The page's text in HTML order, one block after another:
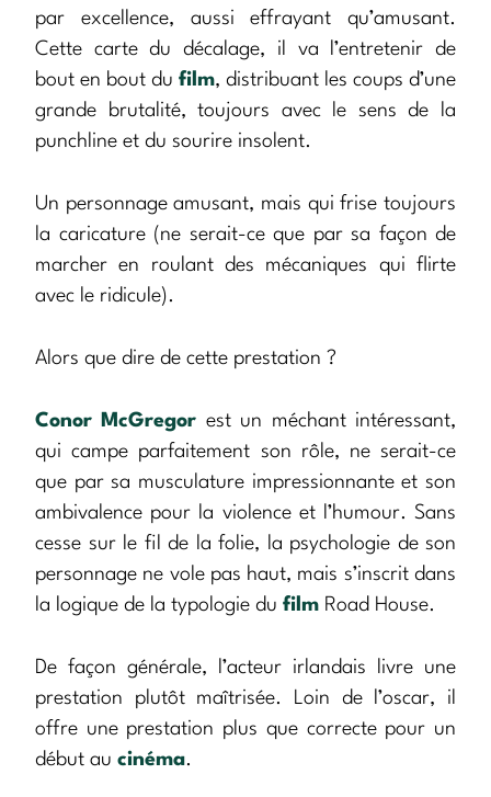
par excellence, aussi effrayant qu’amusant.
Cette carte du décalage, il va l’entretenir de
bout en bout du film, distribuant les coups d’une
grande brutalité, toujours avec le sens de la
punchline et du sourire insolent.
Un personnage amusant, mais qui frise toujours
la caricature (ne serait-ce que par sa façon de
marcher en roulant des mécaniques qui flirte
avec le ridicule).
Alors que dire de cette prestation ?
Conor McGregor est un méchant intéressant,
qui campe parfaitement son rôle, ne serait-ce
que par sa musculature impressionnante et son
ambivalence pour la violence et l’humour. Sans
cesse sur le fil de la folie, la psychologie de son
personnage ne vole pas haut, mais s’inscrit dans
la logique de la typologie du film Road House.
De façon générale, l’acteur irlandais livre une
prestation plutôt maîtrisée. Loin de l’oscar, il
offre une prestation plus que correcte pour un
début au cinéma.